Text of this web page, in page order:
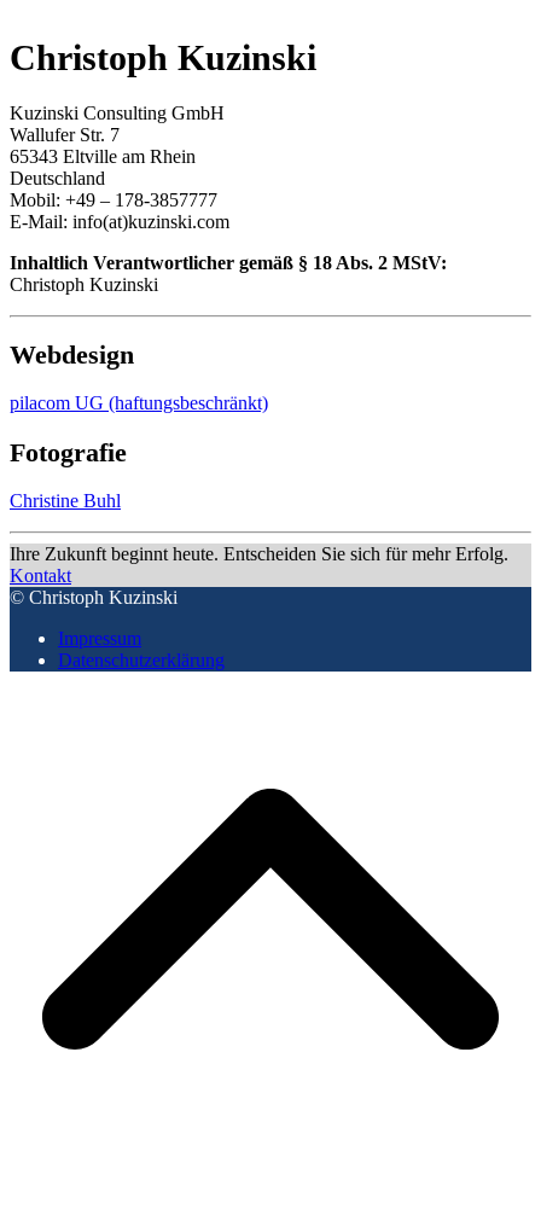
Christoph Kuzinski
Kuzinski Consulting GmbH
Wallufer Str. 7
65343 Eltville am Rhein
Deutschland
Mobil: +49 – 178-3857777
E-Mail: info(at)kuzinski.com
Inhaltlich Verantwortlicher gemäß § 18 Abs. 2 MStV:
Christoph Kuzinski
Webdesign
pilacom UG (haftungsbeschränkt)
Fotografie
Christine Buhl
Ihre Zukunft beginnt heute. Entscheiden Sie sich für mehr Erfolg.
Kontakt
© Christoph Kuzinski
Impressum
Datenschutzerklärung